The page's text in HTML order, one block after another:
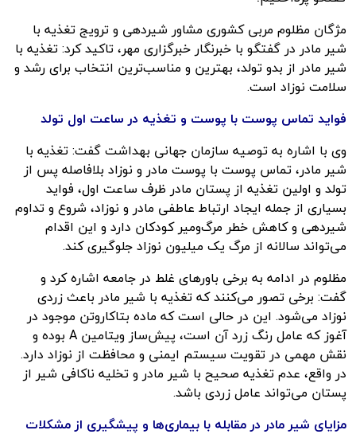
مژگان مظلوم مربی کشوری مشاور شیردهی و ترویج تغذیه با
شیر مادر در گفتگو با خبرنگارخبرگزاری مهر، تاکید کرد: تغذیه با
شیر مادر از بدو تولد، بهترین و مناسب‌ترین انتخاب برای رشد و
سلامت نوزاد است.
فواید تماس پوست با پوست و تغذیه در ساعت اول تولد
وی با اشاره به توصیه سازمان جهانی بهداشت گفت: تغذیه با
شیر مادر، تماس پوست با پوست مادر و نوزاد بلافاصله پس از
تولد و اولین تغذیه از پستان مادر ظرف ساعت اول، فواید
بسیاری از جمله ایجاد ارتباط عاطفی مادر و نوزاد، شروع و تداوم
شیردهی و کاهش خطر مرگ‌ومیر کودکان دارد و این اقدام
می‌تواند سالانه از مرگ یک میلیون نوزاد جلوگیری کند.
مظلوم در ادامه به برخی باورهای غلط در جامعه اشاره کرد و
گفت: برخی تصور می‌کنند که تغذیه با شیر مادر باعث زردی
نوزاد می‌شود. این در حالی است که ماده بتاکاروتن موجود در
آغوز که عامل رنگ زرد آن است، پیش‌ساز ویتامین A بوده و
نقش مهمی در تقویت سیستم ایمنی و محافظت از نوزاد دارد.
در واقع، عدم تغذیه صحیح با شیر مادر و تخلیه ناکافی شیر از
پستان می‌تواند عامل زردی باشد.
مزایای شیر مادر در مقابله با بیماری‌ها و پیشگیری از مشکلات